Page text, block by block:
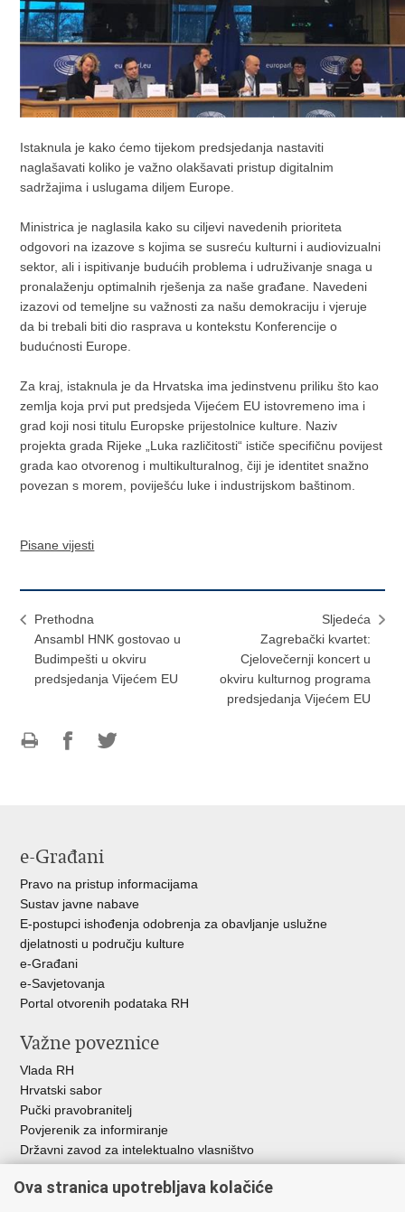
Istaknula je kako ćemo tijekom predsjedanja nastaviti
naglašavati koliko je važno olakšavati pristup digitalnim
sadržajima i uslugama diljem Europe.
Ministrica je naglasila kako su ciljevi navedenih prioriteta
odgovori na izazove s kojima se susreću kulturni i audiovizualni
sektor, ali i ispitivanje budućih problema i udruživanje snaga u
pronalaženju optimalnih rješenja za naše građane. Navedeni
izazovi od temeljne su važnosti za našu demokraciju i vjeruje
da bi trebali biti dio rasprava u kontekstu Konferencije o
budućnosti Europe.
Za kraj, istaknula je da Hrvatska ima jedinstvenu priliku što kao
zemlja koja prvi put predsjeda Vijećem EU istovremeno ima i
grad koji nosi titulu Europske prijestolnice kulture. Naziv
projekta grada Rijeke „Luka različitosti“ ističe specifičnu povijest
grada kao otvorenog i multikulturalnog, čiji je identitet snažno
povezan s morem, poviješću luke i industrijskom baštinom.
Pisane vijesti
Prethodna
Ansambl HNK gostovao u
Budimpešti u okviru
predsjedanja Vijećem EU
Sljedeća
Zagrebački kvartet:
Cjelovečernji koncert u
okviru kulturnog programa
predsjedanja Vijećem EU
e-Građani
Pravo na pristup informacijama
Sustav javne nabave
E-postupci ishođenja odobrenja za obavljanje uslužne
djelatnosti u području kulture
e-Građani
e-Savjetovanja
Portal otvorenih podataka RH
Važne poveznice
Vlada RH
Hrvatski sabor
Pučki pravobranitelj
Povjerenik za informiranje
Državni zavod za intelektualno vlasništvo
HAKOM
Ova stranica upotrebljava kolačiće